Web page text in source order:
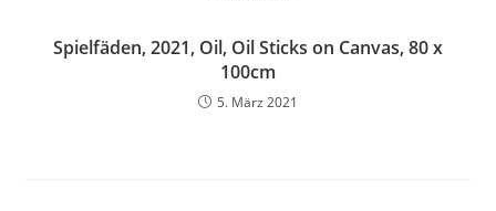
Spielfäden, 2021, Oil, Oil Sticks on Canvas, 80 x
100cm
5. März 2021